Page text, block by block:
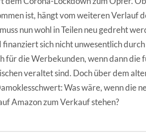
ist, hängt vom weiteren Verlauf
nun wohl in Teilen neu gedreht
finanziert sich nicht unwesentlich durch
für die Werbekunden, wenn dann die
veraltet sind. Doch über dem
Was wäre, wenn die
Amazon zum Verkauf stehen?